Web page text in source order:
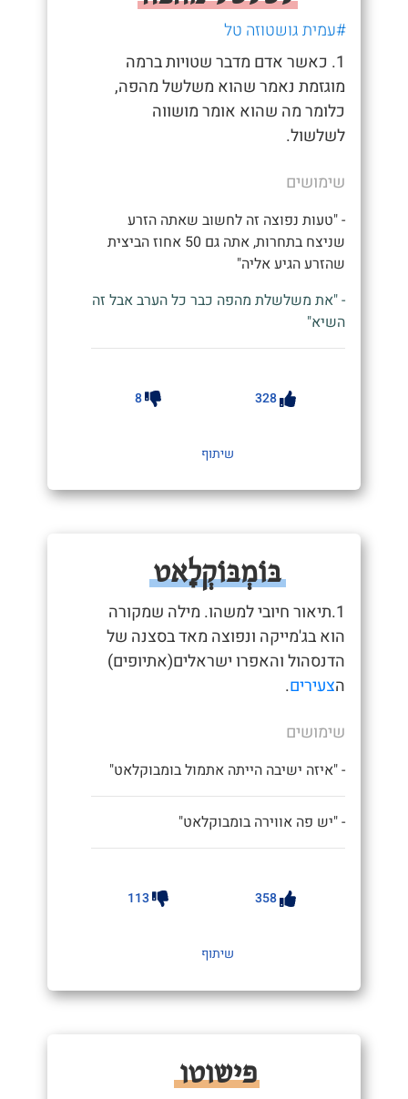
#עמית גושטוזה טל
1. כאשר אדם מדבר שטויות ברמה
מוגזמת נאמר שהוא משלשל מהפה,
כלומר מה שהוא אומר מושווה
לשלשול.
שימושים
- "טעות נפוצה זה לחשוב שאתה הזרע
שניצח בתחרות, אתה גם 50 אחוז הביצית
שהזרע הגיע אליה"
- "את משלשלת מהפה כבר כל הערב אבל זה
השיא"
328
8
שיתוף
בּוֹמְבּוֹקְלָאט
1.תיאור חיובי למשהו. מילה שמקורה
הוא בג'מייקה ונפוצה מאד בסצנה של
הדנסהול והאפרו ישראלים(אתיופים)
הצעירים.
שימושים
- "איזה ישיבה הייתה אתמול בומבוקלאט"
- "יש פה אווירה בומבוקלאט"
358
113
שיתוף
פישוטו